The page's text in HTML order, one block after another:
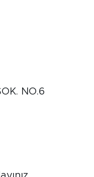
NO.6